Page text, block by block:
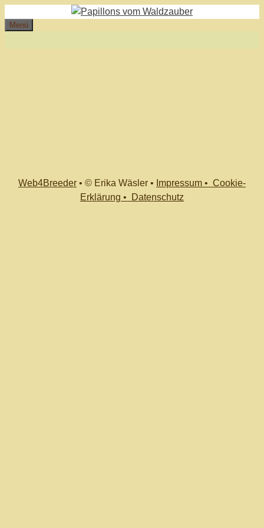
Inhalt
Menü
Web4Breeder • © Erika Wäsler • Impressum • Cookie-
Erklärung •
Datenschutz